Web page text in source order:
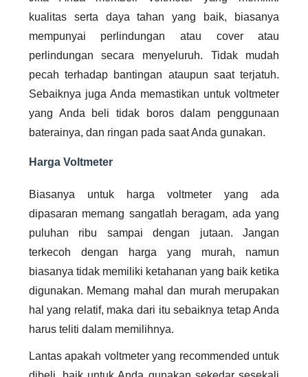
kualitas serta daya tahan yang baik, biasanya
mempunyai perlindungan atau cover atau
perlindungan secara menyeluruh. Tidak mudah
pecah terhadap bantingan ataupun saat terjatuh.
Sebaiknya juga Anda memastikan untuk voltmeter
yang Anda beli tidak boros dalam penggunaan
baterainya, dan ringan pada saat Anda gunakan.
Harga Voltmeter
Biasanya untuk harga voltmeter yang ada
dipasaran memang sangatlah beragam, ada yang
puluhan ribu sampai dengan jutaan. Jangan
terkecoh dengan harga yang murah, namun
biasanya tidak memiliki ketahanan yang baik ketika
digunakan. Memang mahal dan murah merupakan
hal yang relatif, maka dari itu sebaiknya tetap Anda
harus teliti dalam memilihnya.
Lantas apakah voltmeter yang recommended untuk